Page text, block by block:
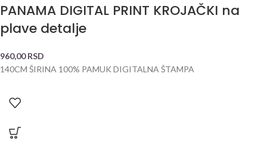
PANAMA DIGITAL PRINT KROJAČKI na
plave detalje
960,00RSD
140CM ŠIRINA 100% PAMUK DIGITALNA ŠTAMPA